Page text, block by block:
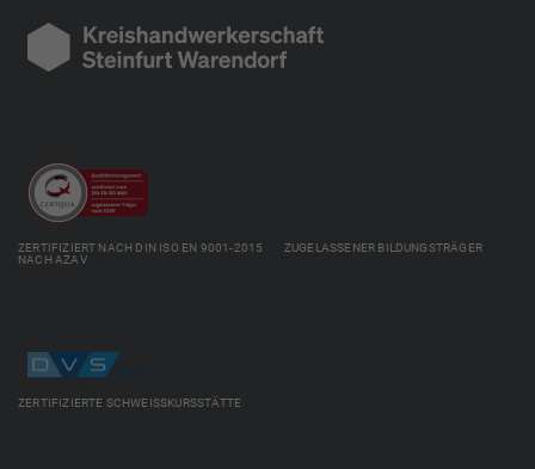
ZERTIFIZIERT NACH DIN ISO EN 9001-2015 ZUGELASSENER BILDUNGSTRÄGER
NACH AZAV
ZERTIFIZIERTE SCHWEISSKURSSTÄTTE